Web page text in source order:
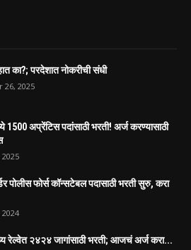
का?; परदेशात नोकरीची संधी
26, 2025
अप्रेंटिस पदांसाठी भरती! अर्ज करण्यासाठी
पोलीस फोर्स कॉन्सटेबल पदासाठी भरती सुरु, करा
रेल्वेत २४२४ जागांसाठी भरती; आजचं अर्ज करा...